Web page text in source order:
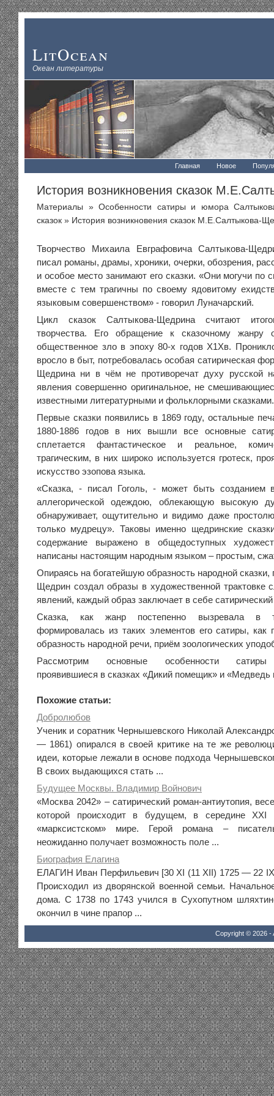
LitOcean
Океан литературы
Главная Новое
История возникновения сказок
Материалы » Особенности сатиры и юмора
сказок » История возникновения сказок М.Е.Салтыкова-
Творчество Михаила Евграфовича Салтыкова-
писал романы, драмы, хроники, очерки, обозрения,
и особое место занимают его сказки. «Они могучи по
вместе с тем трагичны по своему ядовитому
языковым совершенством» - говорил Луначарский.
Цикл сказок Салтыкова-Щедрина считают
творчества. Его обращение к сказочному жанру
общественное зло в эпоху 80-х годов Х1Хв.
вросло в быт, потребовалась особая сатирическая
Щедрина ни в чём не противоречат духу русской
явления совершенно оригинальное, не
известными литературными и фольклорными сказками.
Первые сказки появились в 1869 году, остальные
1880-1886 годов в них вышли все основные
сплетается фантастическое и реальное,
трагическим, в них широко используется гротеск,
искусство эзопова языка.
«Сказка, - писал Гоголь, - может быть созданием
аллегорической одеждою, облекающую высокую
обнаруживает, ощутительно и видимо даже
только мудрецу». Таковы именно щедринские
содержание выражено в общедоступных
написаны настоящим народным языком – простым,
Опираясь на богатейшую образность народной сказки,
Щедрин создал образы в художественной трактовке
явлений, каждый образ заключает в себе
Сказка, как жанр постепенно вызревала в
формировалась из таких элементов его сатиры, как
образность народной речи, приём зоологических
Рассмотрим основные особенности сатиры
проявившиеся в сказках «Дикий помещик» и «Медведь
Похожие статьи:
Добролюбов
Ученик и соратник Чернышевского Николай
— 1861) опирался в своей критике на те же
идеи, которые лежали в основе подхода
В своих выдающихся стать ...
Будущее Москвы. Владимир Войнович
«Москва 2042» – сатирический роман-антиутопия,
которой происходит в будущем, в середине XXI
«марксистском» мире. Герой романа –
неожиданно получает возможность поле ...
Биография Елагина
ЕЛАГИН Иван Перфильевич [30 XI (11 XII) 1725 — 22 IX
Происходил из дворянской военной семьи.
дома. С 1738 по 1743 учился в Сухопутном
окончил в чине прапор ...
Copyright © 2026 -